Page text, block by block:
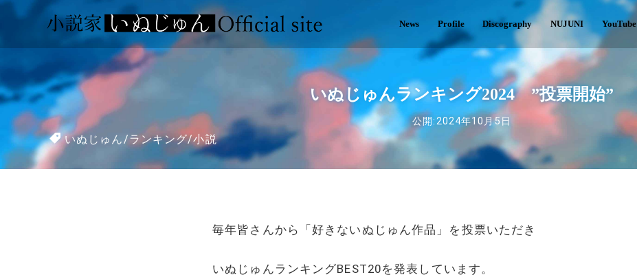
News Profile Discography NUJUNI YouTube
いぬじゅんランキング2024 ”投票開始”
公開:2024年10月5日
いぬじゅん /ランキング/小説
毎年皆さんから「好きないぬじゅん作品」を投票いただき
いぬじゅんランキングBEST20を発表しています。